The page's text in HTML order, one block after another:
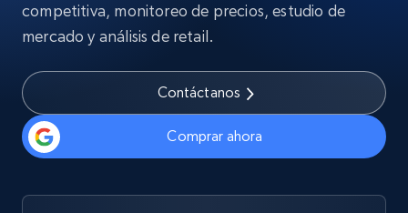
competitiva, monitoreo de precios, estudio de
mercado y análisis de retail.
Contáctanos
Comprar ahora